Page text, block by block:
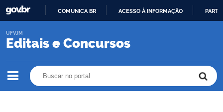
O
COMUNICA BR ACESSO À INFORMAÇÃO
Editais e Concursos
UFVJM